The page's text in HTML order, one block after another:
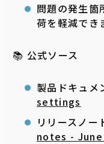
問題の発生箇
荷を軽減でき
📚 公式ソース
製品ドキュメ
settings
リリースノー
notes -